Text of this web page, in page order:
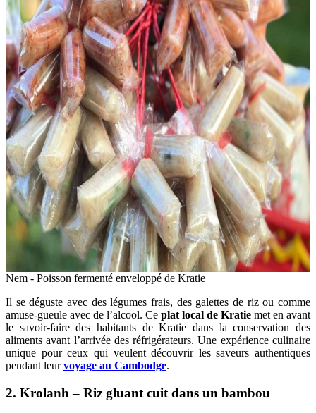
Nem - Poisson fermenté enveloppé de Kratie
Il se déguste avec des légumes frais, des galettes de riz ou comme
amuse-gueule avec de l’alcool. Ce plat local de Kratie met en avant
le savoir-faire des habitants de Kratie dans la conservation des
aliments avant l’arrivée des réfrigérateurs. Une expérience culinaire
unique pour ceux qui veulent découvrir les saveurs authentiques
pendant leurvoyage au Cambodge.
2. Krolanh – Riz gluant cuit dans un bambou